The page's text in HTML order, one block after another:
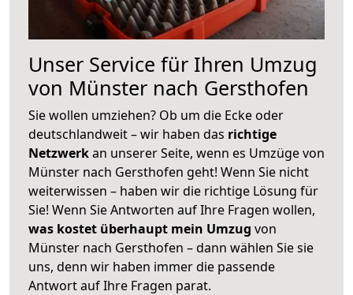
Unser Service für Ihren Umzug
von Münster nach Gersthofen
Sie wollen umziehen? Ob um die Ecke oder
deutschlandweit – wir haben das richtige
Netzwerkan unserer Seite, wenn es Umzüge von
Münster nach Gersthofen geht! Wenn Sie nicht
weiterwissen – haben wir die richtige Lösung für
Sie! Wenn Sie Antworten auf Ihre Fragen wollen,
was kostet überhaupt mein Umzug von
Münster nach Gersthofen – dann wählen Sie sie
uns, denn wir haben immer die passende
Antwort auf Ihre Fragen parat.